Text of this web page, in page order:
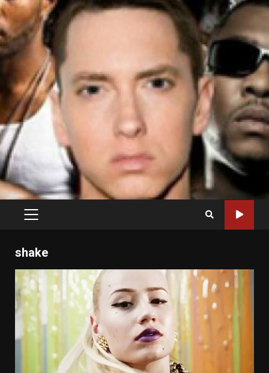
PRIMARY
shake